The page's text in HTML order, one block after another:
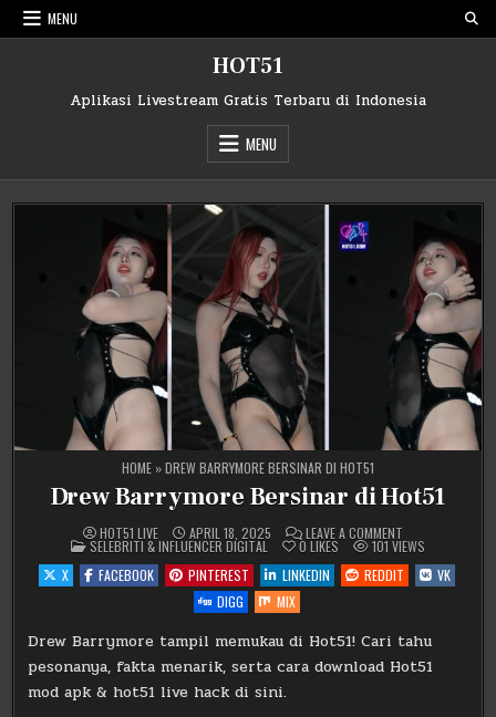
Skip
to
MENU
HOT51
Aplikasi Livestream Gratis Terbaru di Indonesia
MENU
HOME »DREW BARRYMORE BERSINAR DI HOT51
Drew Barrymore Bersinar di Hot51
HOT51 LIVE APRIL 18, 2025 LEAVE A COMMENTON
DREW
BARRYMORE
BERSINAR
DI
POSTED
IN
SELEBRITI & INFLUENCER DIGITAL 0LIKES 101VIEWS
X
FACEBOOK PINTEREST LINKEDIN REDDIT
VK
DIGG
MIX
Drew Barrymore tampil memukau di Hot51! Cari tahu
pesonanya, fakta menarik, serta cara download Hot51
mod apk & hot51 live hack di sini.